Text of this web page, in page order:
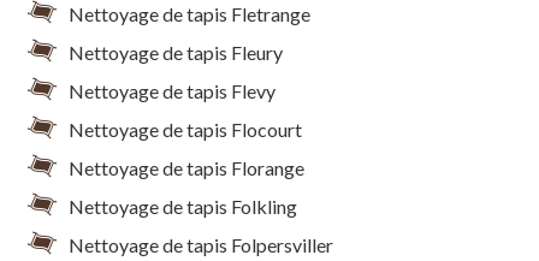
Nettoyage de tapis Fletrange
Nettoyage de tapis Fleury
Nettoyage de tapis Flevy
Nettoyage de tapis Flocourt
Nettoyage de tapis Florange
Nettoyage de tapis Folkling
Nettoyage de tapis Folpersviller